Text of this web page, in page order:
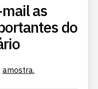
as
do
amostra.